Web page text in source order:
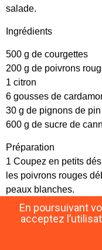
En poursuivant
acceptez
salade.
Ingrédients
500 g de courgettes
200 g de poivrons
1 citron
6 gousses de
30 g de pignons de pin
600 g de sucre de
Préparation
1 Coupez en petits
les poivrons rouges
peaux blanches.
Versez le tout dans
graines de
Laissez macérer au
2 Versez les légumes